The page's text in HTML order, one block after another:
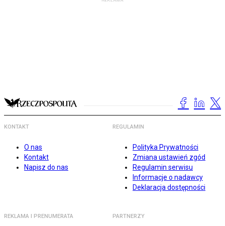
KONTAKT
O nas
Kontakt
Napisz do nas
REGULAMIN
Polityka Prywatności
Zmiana ustawień zgód
Regulamin serwisu
Informacje o nadawcy
Deklaracja dostępności
REKLAMA I PRENUMERATA PARTNERZY